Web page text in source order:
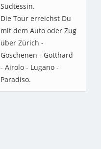
Südtessin.
Die Tour erreichst Du
mit dem Auto oder Zug
über Zürich -
Göschenen - Gotthard
- Airolo - Lugano -
Paradiso.